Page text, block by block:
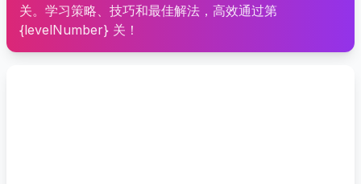
关。学习策略、技巧和最佳解法，高效通过第
{levelNumber} 关！